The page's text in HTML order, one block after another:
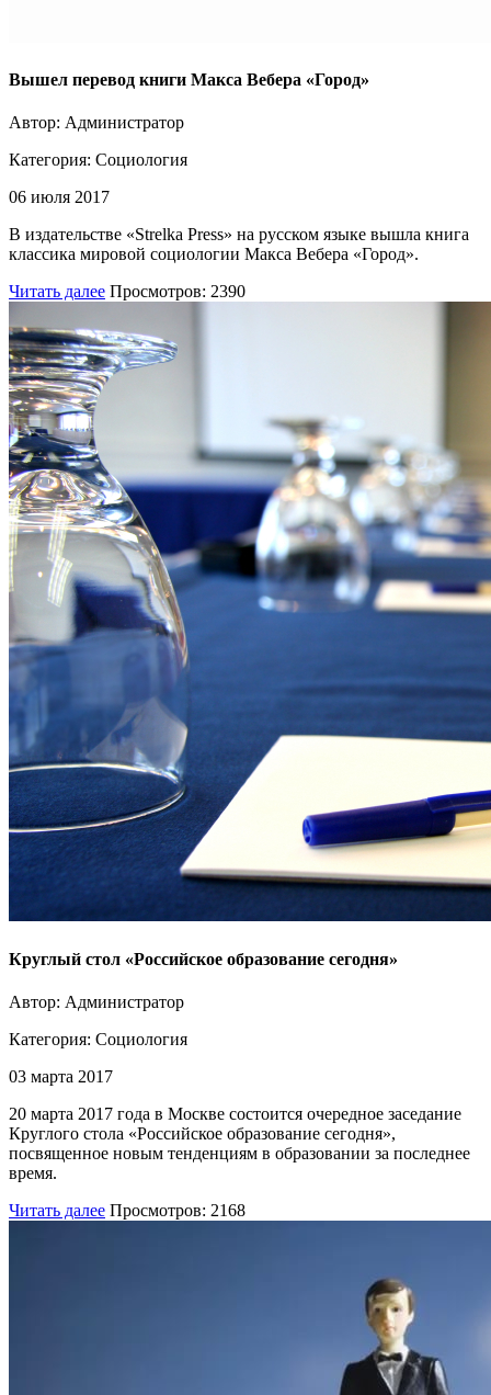
Вышел перевод книги Макса Вебера «Город»
Автор: Администратор
Категория: Социология
06 июля 2017
В издательстве «Strelka Press» на русском языке вышла книга
классика мировой социологии Макса Вебера «Город».
Читать далее Просмотров: 2390
Круглый стол «Российское образование сегодня»
Автор: Администратор
Категория: Социология
03 марта 2017
20 марта 2017 года в Москве состоится очередное заседание
Круглого стола «Российское образование сегодня»,
посвященное новым тенденциям в образовании за последнее
время.
Читать далее Просмотров: 2168